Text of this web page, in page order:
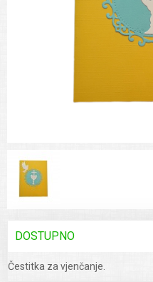
DOSTUPNO
Čestitka za vjenčanje.